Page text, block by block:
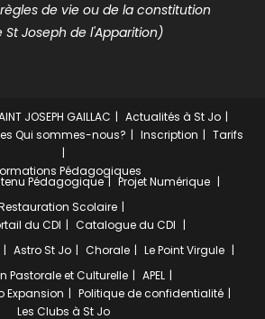
de vie ou de la constitution
St Joseph de l'Apparition)
JOSEPH GAILLAC
Actualités à St Jo
Qui sommes-nous? Inscription Tarifs
Pédagogiques
Pédagogique
Projet Numérique
Scolaire
du CDI
Catalogue du CDI
Astro St Jo Chorale
Le Point Virgule
Pastorale et Culturelle
APEL
Expansion
Politique de confidentialité
Les Clubs à St Jo